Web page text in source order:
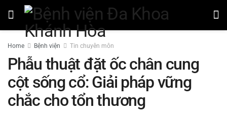
Home Bệnh viện Tin chuyên môn
Phẫu thuật đặt ốc chân cung
cột sống cổ: Giải pháp vững
chắc cho tổn thương